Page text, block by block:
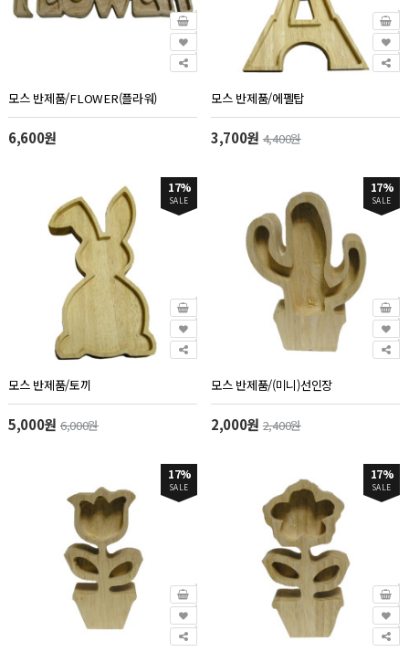
모스 반제품/FLOWER(플라워)
6,600원
모스 반제품/에펠탑
3,700원4,400원
17%
SALE
모스 반제품/토끼
5,000원 6,000원
17%
SALE
모스 반제품/(미니)선인장
2,000원2,400원
17%
SALE
17%
SALE